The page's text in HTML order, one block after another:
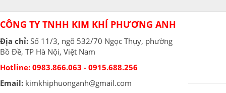
CÔNG TY TNHH KIM KHÍ PHƯƠNG ANH
Địa chỉ: Số 11/3, ngõ 532/70 Ngọc Thụy, phường
Bồ Đề, TP Hà Nội, Việt Nam
Hotline: 0983.866.063 - 0915.688.256
Email: kimkhiphuonganh@gmail.com